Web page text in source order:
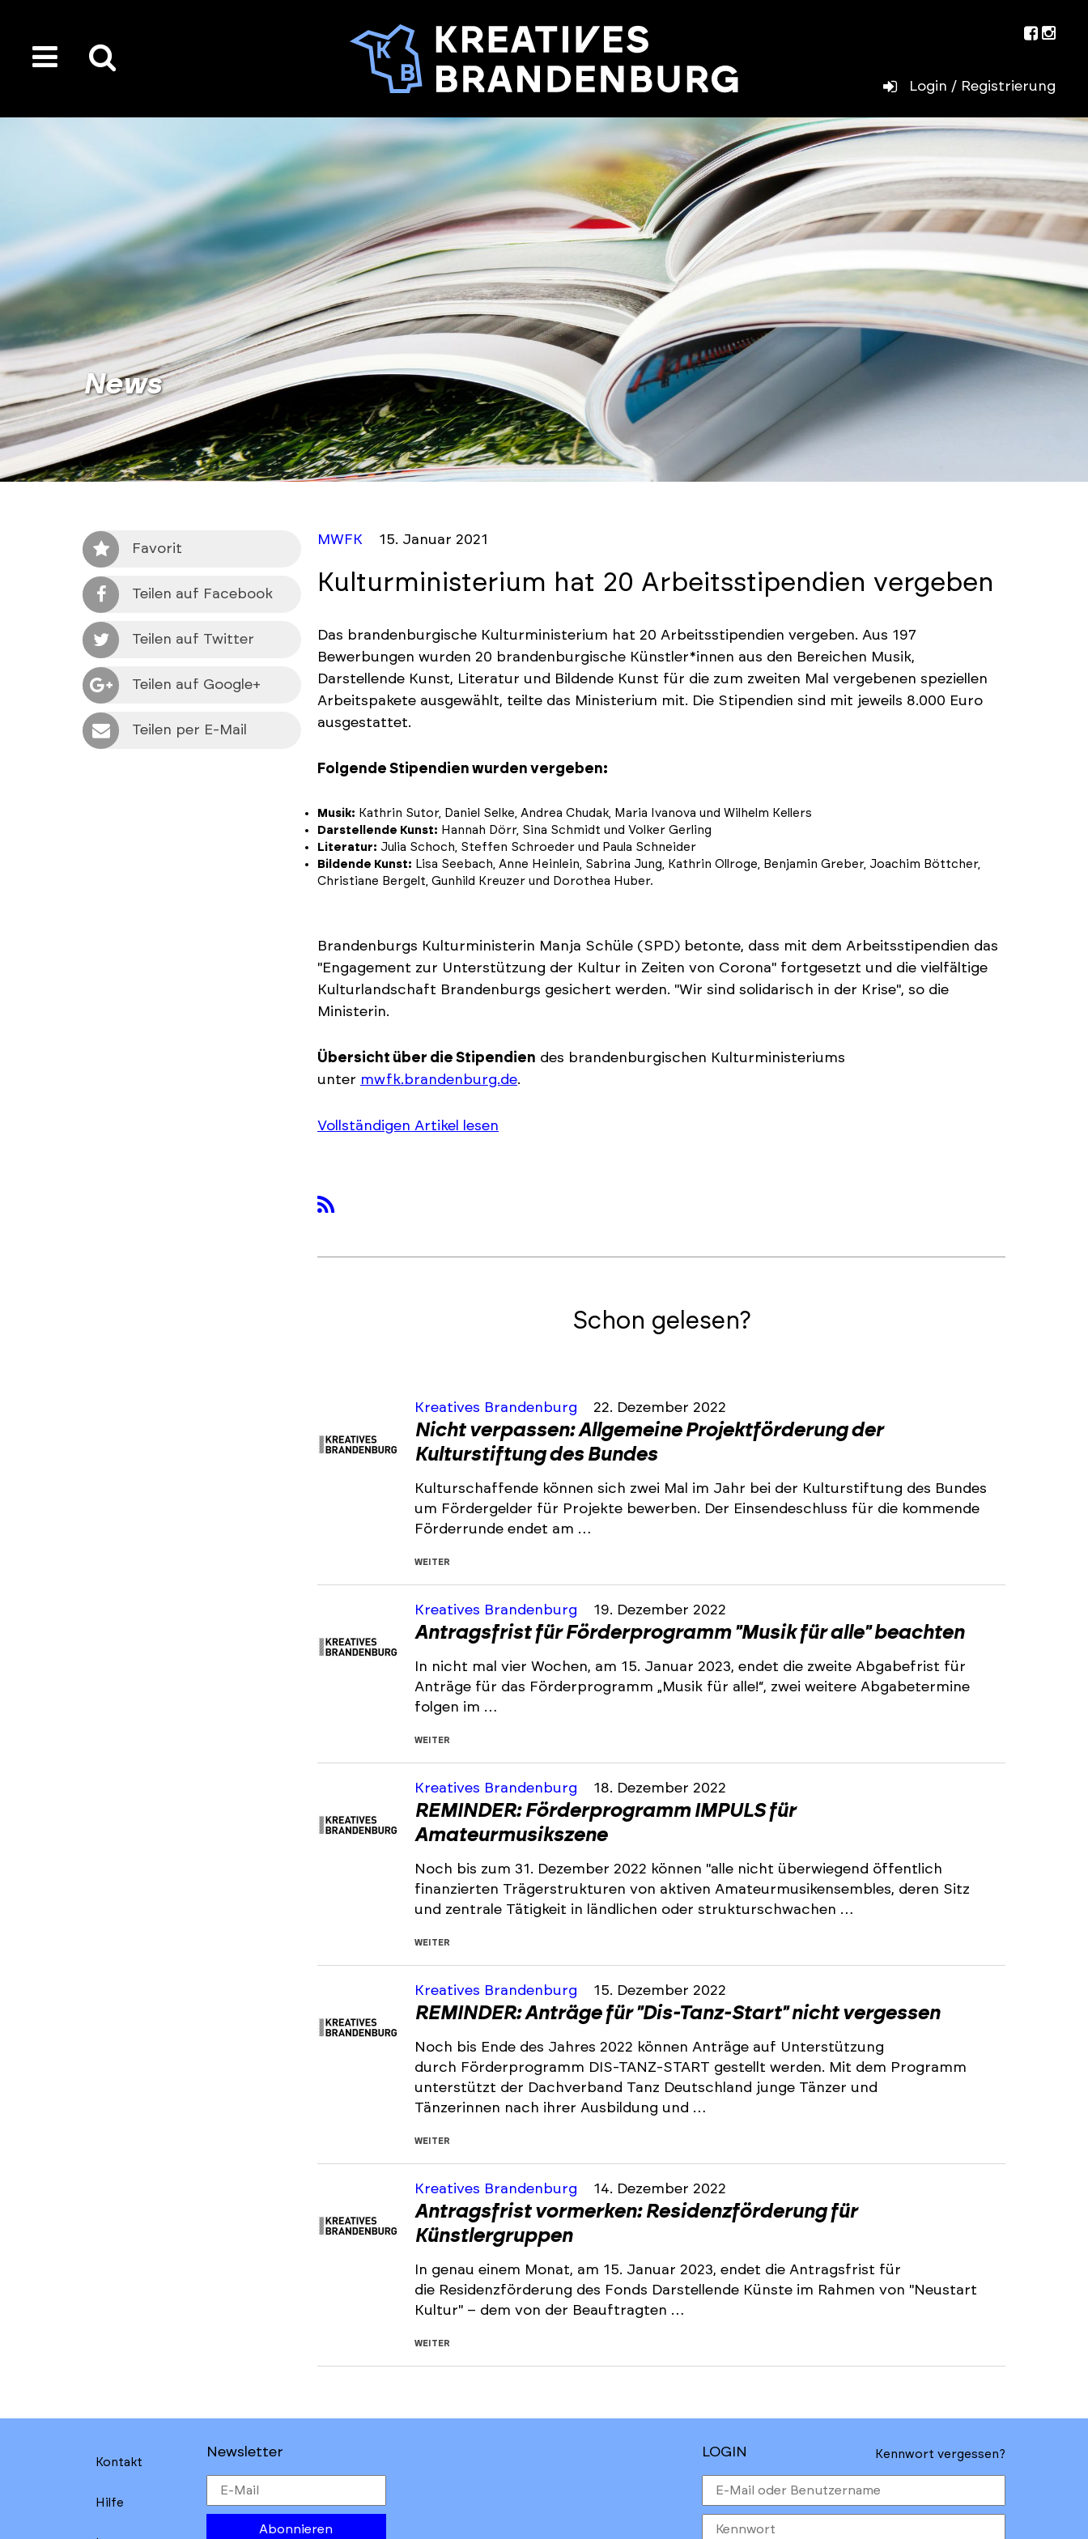
toggle
der
Login / Registrierung
News
Favorit
Teilen auf Facebook
Teilen auf Twitter
Teilen auf Google+
Teilen per E-Mail
MWFK 15. Januar 2021
Kulturministerium hat 20 Arbeitsstipendien vergeben
Das brandenburgische Kulturministerium hat 20 Arbeitsstipendien vergeben. Aus 197
Bewerbungen wurden 20 brandenburgische Künstler*innen aus den Bereichen Musik,
Darstellende Kunst, Literatur und Bildende Kunst für die zum zweiten Mal vergebenen speziellen
Arbeitspakete ausgewählt, teilte das Ministerium mit. Die Stipendien sind mit jeweils 8.000 Euro
ausgestattet.
Folgende Stipendien wurden vergeben:
Musik: Kathrin Sutor, Daniel Selke, Andrea Chudak, Maria Ivanova und Wilhelm Kellers
Darstellende Kunst: Hannah Dörr, Sina Schmidt und Volker Gerling
Literatur: Julia Schoch, Steffen Schroeder und Paula Schneider
Bildende Kunst: Lisa Seebach, Anne Heinlein, Sabrina Jung, Kathrin Ollroge, Benjamin Greber, Joachim Böttcher,
Christiane Bergelt, Gunhild Kreuzer und Dorothea Huber.
Brandenburgs Kulturministerin Manja Schüle (SPD) betonte, dass mit dem Arbeitsstipendien das
"Engagement zur Unterstützung der Kultur in Zeiten von Corona" fortgesetzt und die vielfältige
Kulturlandschaft Brandenburgs gesichert werden. "Wir sind solidarisch in der Krise", so die
Ministerin.
Übersicht über die Stipendien des brandenburgischen Kulturministeriums
unter mwfk.brandenburg.de.
Vollständigen Artikel lesen
rss
Schon gelesen?
Kreatives Brandenburg 22. Dezember 2022
Nicht verpassen: Allgemeine Projektförderung der
Kulturstiftung des Bundes
Kulturschaffende können sich zwei Mal im Jahr bei der Kulturstiftung des Bundes
um Fördergelder für Projekte bewerben. Der Einsendeschluss für die kommende
Förderrunde endet am …
WEITER
Kreatives Brandenburg 19. Dezember 2022
Antragsfrist für Förderprogramm "Musik für alle" beachten
In nicht mal vier Wochen, am 15. Januar 2023, endet die zweite Abgabefrist für
Anträge für das Förderprogramm „Musik für alle!“, zwei weitere Abgabetermine
folgen im …
WEITER
Kreatives Brandenburg 18. Dezember 2022
REMINDER: Förderprogramm IMPULS für
Amateurmusikszene
Noch bis zum 31. Dezember 2022 können "alle nicht überwiegend öffentlich
finanzierten Trägerstrukturen von aktiven Amateurmusikensembles, deren Sitz
und zentrale Tätigkeit in ländlichen oder strukturschwachen …
WEITER
Kreatives Brandenburg 15. Dezember 2022
REMINDER: Anträge für "Dis-Tanz-Start" nicht vergessen
Noch bis Ende des Jahres 2022 können Anträge auf Unterstützung
durch Förderprogramm DIS-TANZ-START gestellt werden. Mit dem Programm
unterstützt der Dachverband Tanz Deutschland junge Tänzer und
Tänzerinnen nach ihrer Ausbildung und …
WEITER
Kreatives Brandenburg 14. Dezember 2022
Antragsfrist vormerken: Residenzförderung für
Künstlergruppen
In genau einem Monat, am 15. Januar 2023, endet die Antragsfrist für
die Residenzförderung des Fonds Darstellende Künste im Rahmen von "Neustart
Kultur" – dem von der Beauftragten …
WEITER
Kontakt
Hilfe
Newsletter
Abonnieren
LOGIN Kennwort vergessen?